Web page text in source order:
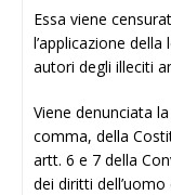
Essa viene
l’applicazione
autori degli illeciti
Viene denunciata
comma, della
artt. 6 e 7 della
dei diritti